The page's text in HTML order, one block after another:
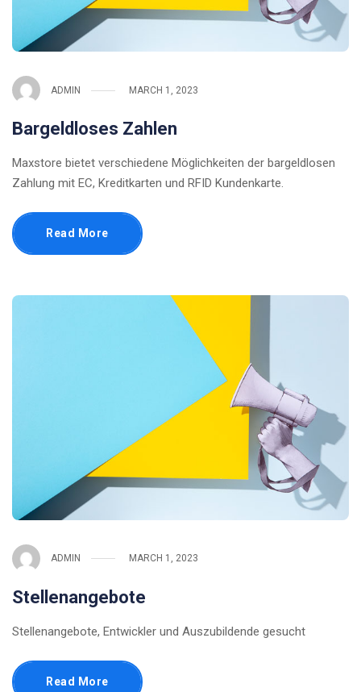
ADMIN MARCH 1, 2023
Bargeldloses Zahlen
Maxstore bietet verschiedene Möglichkeiten der bargeldlosen
Zahlung mit EC, Kreditkarten und RFID Kundenkarte.
Read More
ADMIN MARCH 1, 2023
Stellenangebote
Stellenangebote, Entwickler und Auszubildende gesucht
Read More